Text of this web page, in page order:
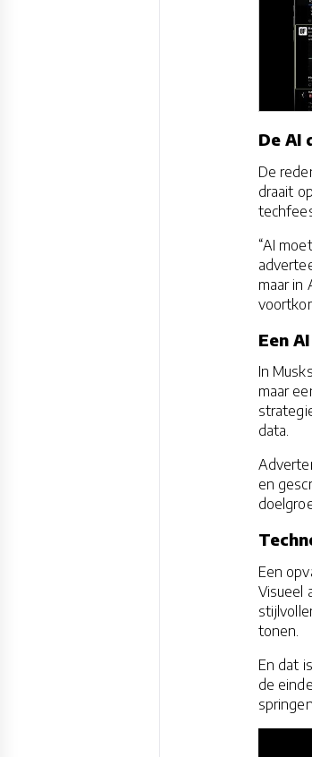
De AI
De
draait
“AI
maar in
Een
In
maar
data.
en
Een
Visueel
tonen.
En dat
de